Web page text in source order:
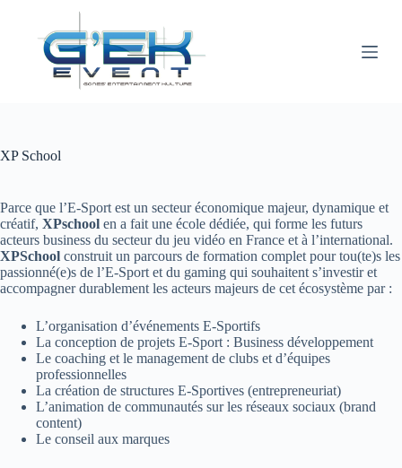
o
e
n
u
XP School
Parce que l’E-Sport est un secteur économique majeur, dynamique et
créatif, XPschool en a fait une école dédiée, qui forme les futurs
acteurs business du secteur du jeu vidéo en France et à l’international.
XPSchool construit un parcours de formation complet pour tou(te)s les
passionné(e)s de l’E-Sport et du gaming qui souhaitent s’investir et
accompagner durablement les acteurs majeurs de cet écosystème par :
L’organisation d’événements E-Sportifs
La conception de projets E-Sport : Business développement
Le coaching et le management de clubs et d’équipes
professionnelles
La création de structures E-Sportives (entrepreneuriat)
L’animation de communautés sur les réseaux sociaux (brand
content)
Le conseil aux marques